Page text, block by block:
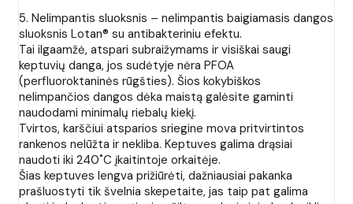
5. Nelimpantis sluoksnis – nelimpantis baigiamasis dangos
sluoksnis Lotan® su antibakteriniu efektu.
Tai ilgaamžė, atspari subraižymams ir visiškai saugi
keptuvių danga, jos sudėtyje nėra PFOA
(perfluoroktaninės rūgšties). Šios kokybiškos
nelimpančios dangos dėka maistą galėsite gaminti
naudodami minimalų riebalų kiekį.
Tvirtos, karščiui atsparios sriegine mova pritvirtintos
rankenos nelūžta ir nekliba. Keptuves galima drąsiai
naudoti iki 240˚C įkaitintoje orkaitėje.
Šias keptuves lengva prižiūrėti, dažniausiai pakanka
prašluostyti tik švelnia skepetaite, jas taip pat galima